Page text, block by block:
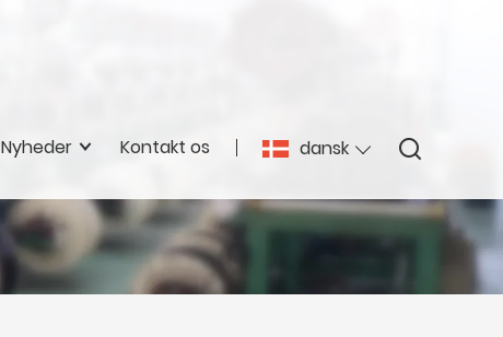
dansk
Nyheder Kontakt os